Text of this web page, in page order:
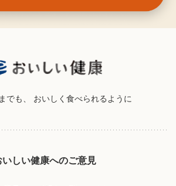
でも、 おいしく食べられるように
いしい健康へのご意見